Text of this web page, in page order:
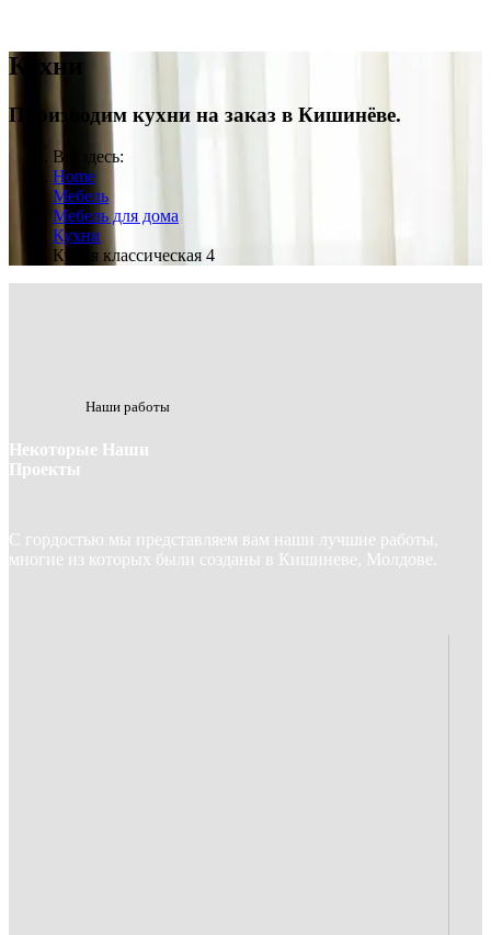
Кухни
Производим кухни на заказ в Кишинёве.
Вы здесь:
Home
Мебель
Мебель для дома
Кухни
Кухня классическая 4
Наши работы
Некоторые Наши
Проекты
С гордостью мы представляем вам наши лучшие работы,
многие из которых были созданы в Кишиневе, Молдове.